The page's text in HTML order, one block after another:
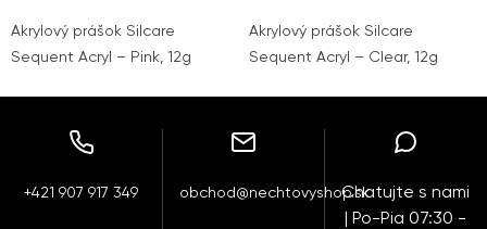
Akrylový prášok Silcare
Sequent Acryl – Pink, 12g
Akrylový prášok Silcare
Sequent Acryl – Clear, 12g
+421 907 917 349 obchod@nechtovyshop.skChatujte s nami
| Po-Pia 07:30 -